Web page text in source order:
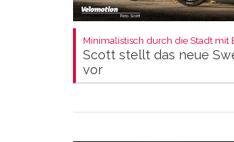
Minimalistisch durch die Stadt mit
Scott stellt das neue
vor